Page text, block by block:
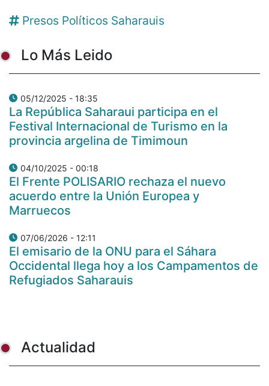
Presos Políticos Saharauis
Lo Más Leido
05/12/2025 - 18:35
La República Saharaui participa en el
Festival Internacional de Turismo en la
provincia argelina de Timimoun
04/10/2025 - 00:18
El Frente POLISARIO rechaza el nuevo
acuerdo entre la Unión Europea y
Marruecos
07/06/2026 - 12:11
El emisario de la ONU para el Sáhara
Occidental llega hoy a los Campamentos de
Refugiados Saharauis
Actualidad